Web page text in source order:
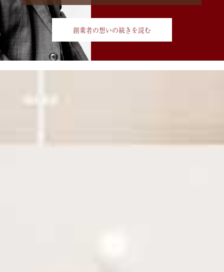
創業者の想いの続きを読む